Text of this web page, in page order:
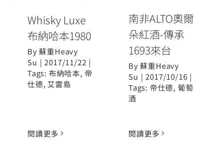
Whisky Luxe
布納哈本1980
By蘇重Heavy
Su | 2017/11/22 |
Tags: 布納哈本, 帝
仕德, 艾雷島
閱讀更多
南非ALTO奧爾
朵紅酒-傳承
1693來台
By蘇重Heavy
Su | 2017/10/16 |
Tags: 帝仕德, 葡萄
酒
閱讀更多